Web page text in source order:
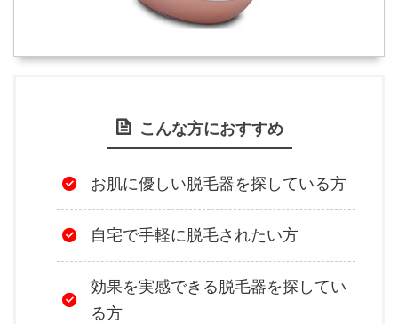
こんな方におすすめ
お肌に優しい脱毛器を探している方
自宅で手軽に脱毛されたい方
効果を実感できる脱毛器を探してい
る方